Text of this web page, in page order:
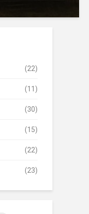
(22)
(11)
(30)
(15)
(22)
(23)